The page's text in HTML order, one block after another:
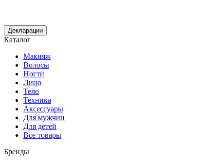
Декларации
Каталог
Макияж
Волосы
Ногти
Лицо
Тело
Техника
Аксессуары
Для мужчин
Для детей
Все товары
Бренды